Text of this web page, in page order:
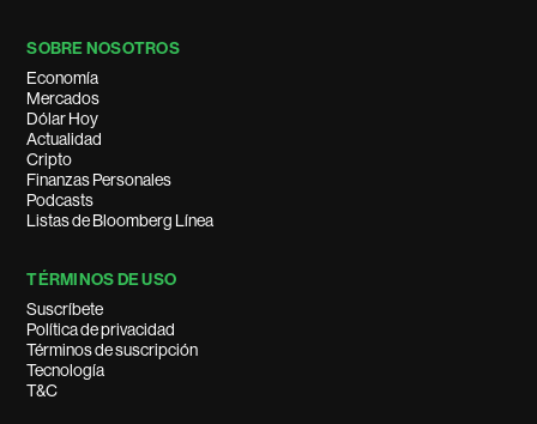
SOBRE NOSOTROS
Economía
Mercados
Dólar Hoy
Actualidad
Cripto
Finanzas Personales
Podcasts
Listas de Bloomberg Línea
TÉRMINOS DE USO
Suscríbete
Política de privacidad
Términos de suscripción
Tecnología
T&C